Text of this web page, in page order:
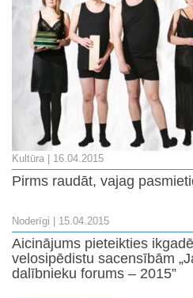
Kultūra | 16.04.2015
Pirms raudāt, vajag
Noderīgi | 15.04.2015
Aicinājums pieteikties
velosipēdistu sacensībām
dalībnieku forums – 2015”